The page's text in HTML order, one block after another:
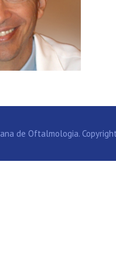
de Oftalmologia.